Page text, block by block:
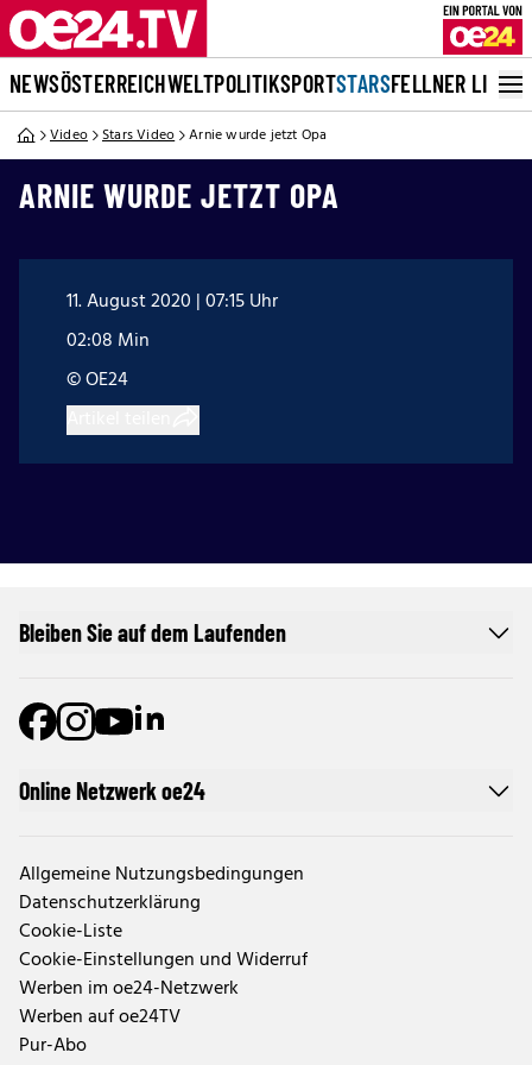
NEWSÖSTERREICHWELTPOLITIKSPORTSTARSFELLNER LIVE
Video Stars Video Arnie wurde jetzt Opa
ARNIE WURDE JETZT OPA
11. August 2020 | 07:15 Uhr
02:08 Min
© OE24
Online Netzwerk oe24
Allgemeine Nutzungsbedingungen
Datenschutzerklärung
Cookie-Liste
Cookie-Einstellungen und Widerruf
Werben im oe24-Netzwerk
Werben auf oe24TV
Pur-Abo
Bleiben Sie auf dem Laufenden